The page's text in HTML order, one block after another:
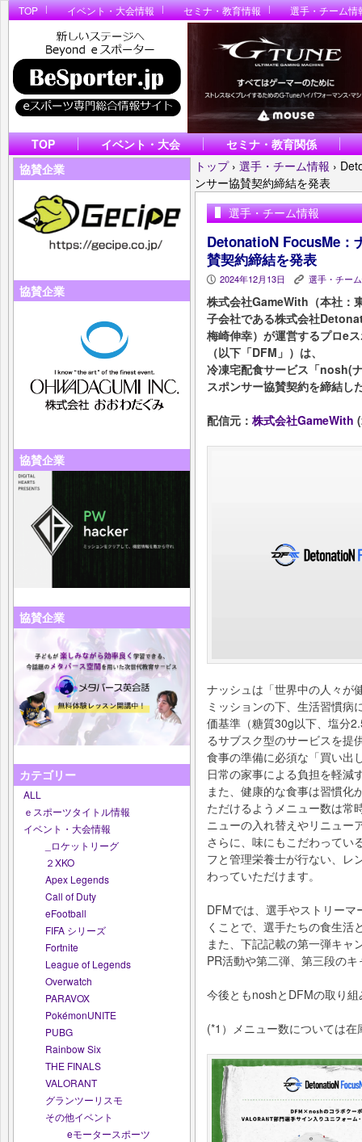
TOP イベント・大会情報 セミナ・教育情報 選手・チーム情
TOP イベント・大会
セミナ・教育関係
協賛企業
協賛企業
協賛企業
協賛企業
カテゴリー
ALL
ｅスポーツタイトル情報
イベント・大会情報
_ロケットリーグ
２XKO
Apex Legends
Call of Duty
eFootball
FIFA シリーズ
Fortnite
League of Legends
Overwatch
PARAVOX
PokémonUNITE
PUBG
Rainbow Six
THE FINALS
VALORANT
グランツーリスモ
その他イベント
eモータースポーツ
トップ › 選手・チーム情報 ›
ンサー協賛契約締結を発表
選手・チーム情報
DetonatioN FocusMe：
賛契約締結を発表
P 2024年12月13日 K 選手・チー
株式会社GameWith（本社：
子会社である株式会社
梅崎伸幸）が運営するプロe
（以下「DFM」）は、
冷凍宅配食サービス「nosh(
スポンサー協賛契約を締結し
配信元： 株式会社GameWith
ナッシュは「世界中の人々が
ミッションの下、生活習慣病
価基準（糖質30g以下、塩分
るサブスク型のサービスを提
食事の準備に必須な「買い出
日常の家事による負担を軽減
また、健康的な食事は習慣化
ただけるようメニュー数は常
ニューの入れ替えやリニュー
さらに、味にもこだわってい
フと管理栄養士が行ない、レ
わっていただけます。
DFMでは、選手やストリー
くことで、選手たちの食生活
また、下記記載の第一弾キャ
PR活動や第二弾、第三段の
今後ともnoshとDFMの取り
(*1）メニュー数については